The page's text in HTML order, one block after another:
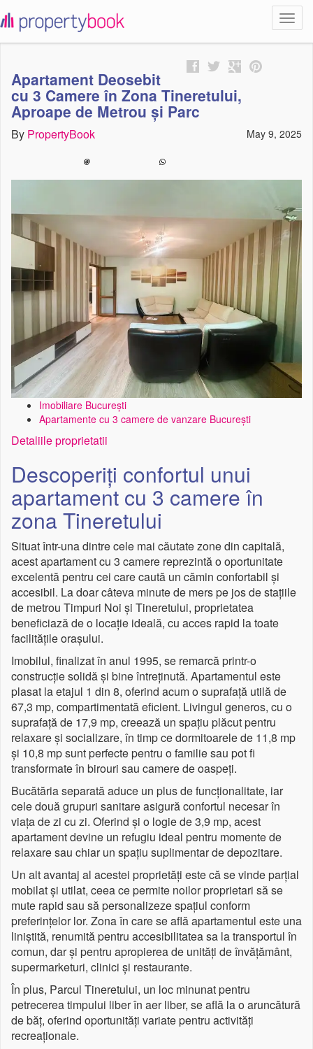
propertybook
Apartament Deosebit
cu 3 Camere în Zona Tineretului,
Aproape de Metrou și Parc
May 9, 2025
By PropertyBook
Imobiliare București
Apartamente cu 3 camere de vanzare București
Detaliile proprietatii
Descoperiți confortul unui
apartament cu 3 camere în
zona Tineretului
Situat într-una dintre cele mai căutate zone din capitală,
acest apartament cu 3 camere reprezintă o oportunitate
excelentă pentru cei care caută un cămin confortabil și
accesibil. La doar câteva minute de mers pe jos de stațiile
de metrou Timpuri Noi și Tineretului, proprietatea
beneficiază de o locație ideală, cu acces rapid la toate
facilitățile orașului.
Imobilul, finalizat în anul 1995, se remarcă printr-o
construcție solidă și bine întreținută. Apartamentul este
plasat la etajul 1 din 8, oferind acum o suprafață utilă de
67,3 mp, compartimentată eficient. Livingul generos, cu o
suprafață de 17,9 mp, creează un spațiu plăcut pentru
relaxare și socializare, în timp ce dormitoarele de 11,8 mp
și 10,8 mp sunt perfecte pentru o familie sau pot fi
transformate în birouri sau camere de oaspeți.
Bucătăria separată aduce un plus de funcționalitate, iar
cele două grupuri sanitare asigură confortul necesar în
viața de zi cu zi. Oferind și o logie de 3,9 mp, acest
apartament devine un refugiu ideal pentru momente de
relaxare sau chiar un spațiu suplimentar de depozitare.
Un alt avantaj al acestei proprietăți este că se vinde parțial
mobilat și utilat, ceea ce permite noilor proprietari să se
mute rapid sau să personalizeze spațiul conform
preferințelor lor. Zona în care se află apartamentul este una
liniștită, renumită pentru accesibilitatea sa la transportul în
comun, dar și pentru apropierea de unități de învățământ,
supermarketuri, clinici și restaurante.
În plus, Parcul Tineretului, un loc minunat pentru
petrecerea timpului liber în aer liber, se află la o aruncătură
de băț, oferind oportunități variate pentru activități
recreaționale.